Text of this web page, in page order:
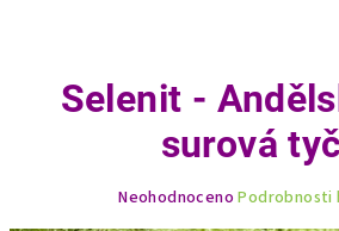
Selenit -
surová
Neohodnoceno Podrobnosti